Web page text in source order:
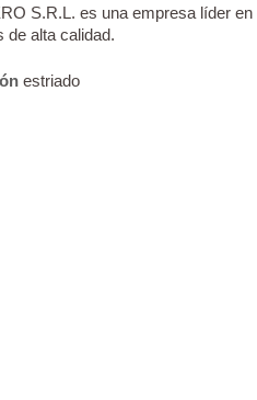
S.R.L. es una empresa líder
de alta calidad.
estriado